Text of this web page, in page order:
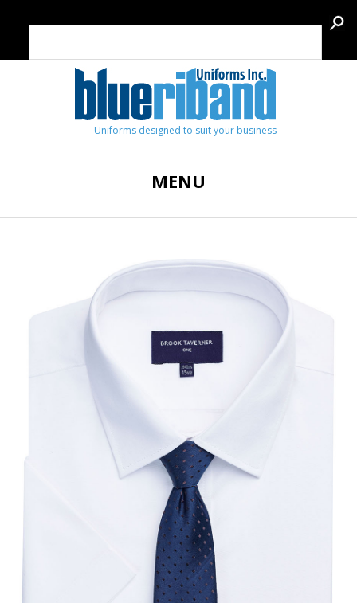
Uniforms designed to suit your business
MENU